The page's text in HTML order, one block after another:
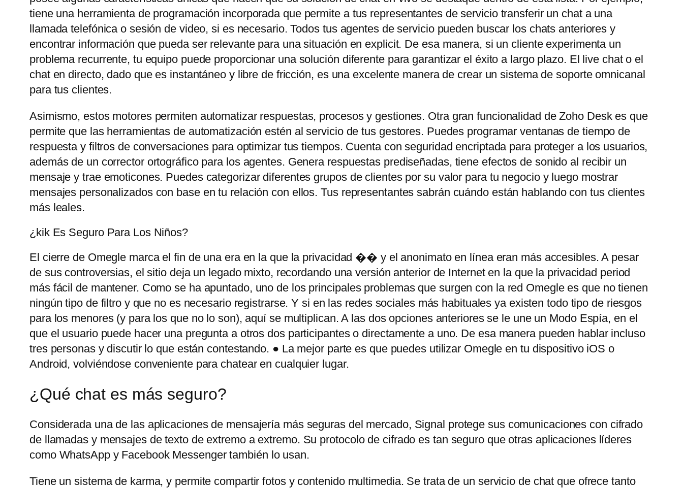
tiene una herramienta de programación incorporada que permite a tus representantes de servicio transferir un chat a una
llamada telefónica o sesión de video, si es necesario. Todos tus agentes de servicio pueden buscar los chats anteriores y
encontrar información que pueda ser relevante para una situación en explicit. De esa manera, si un cliente experimenta un
problema recurrente, tu equipo puede proporcionar una solución diferente para garantizar el éxito a largo plazo. El live chat o el
chat en directo, dado que es instantáneo y libre de fricción, es una excelente manera de crear un sistema de soporte omnicanal
para tus clientes.
Asimismo, estos motores permiten automatizar respuestas, procesos y gestiones. Otra gran funcionalidad de Zoho Desk es que
permite que las herramientas de automatización estén al servicio de tus gestores. Puedes programar ventanas de tiempo de
respuesta y filtros de conversaciones para optimizar tus tiempos. Cuenta con seguridad encriptada para proteger a los usuarios,
además de un corrector ortográfico para los agentes. Genera respuestas prediseñadas, tiene efectos de sonido al recibir un
mensaje y trae emoticones. Puedes categorizar diferentes grupos de clientes por su valor para tu negocio y luego mostrar
mensajes personalizados con base ​​en tu relación con ellos. Tus representantes sabrán cuándo están hablando con tus clientes
más leales.
¿kik Es Seguro Para Los Niños?
El cierre de Omegle marca el fin de una era en la que la privacidad �� y el anonimato en línea eran más accesibles. A pesar
de sus controversias, el sitio deja un legado mixto, recordando una versión anterior de Internet en la que la privacidad period
más fácil de mantener. Como se ha apuntado, uno de los principales problemas que surgen con la red Omegle es que no tienen
ningún tipo de filtro y que no es necesario registrarse. Y si en las redes sociales más habituales ya existen todo tipo de riesgos
para los menores (y para los que no lo son), aquí se multiplican. A las dos opciones anteriores se le une un Modo Espía, en el
que el usuario puede hacer una pregunta a otros dos participantes o directamente a uno. De esa manera pueden hablar incluso
tres personas y discutir lo que están contestando. ● La mejor parte es que puedes utilizar Omegle en tu dispositivo iOS o
Android, volviéndose conveniente para chatear en cualquier lugar.
¿Qué chat es más seguro?
Considerada una de las aplicaciones de mensajería más seguras del mercado, Signal protege sus comunicaciones con cifrado
de llamadas y mensajes de texto de extremo a extremo. Su protocolo de cifrado es tan seguro que otras aplicaciones líderes
como WhatsApp y Facebook Messenger también lo usan.
Tiene un sistema de karma, y permite compartir fotos y contenido multimedia. Se trata de un servicio de chat que ofrece tanto